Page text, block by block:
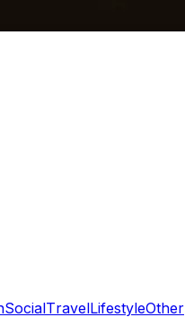
SocialTravelLifestyleOther